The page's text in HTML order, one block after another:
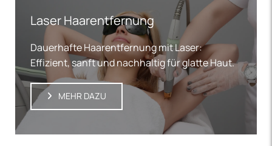
Laser Haarentfernung
Dauerhafte Haarentfernung mit Laser:
Effizient, sanft und nachhaltig für glatte Haut.
MEHR DAZU